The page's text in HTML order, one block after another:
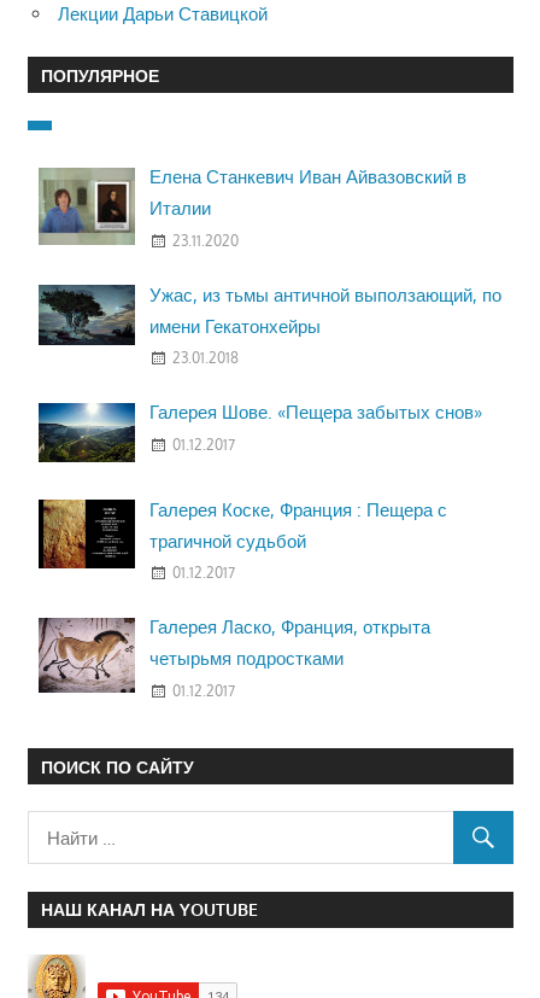
Лекции Дарьи Ставицкой
ПОПУЛЯРНОЕ
Елена Станкевич Иван Айвазовский в
Италии
23.11.2020
Ужас, из тьмы античной выползающий, по
имени Гекатонхейры
23.01.2018
Галерея Шове. «Пещера забытых снов»
01.12.2017
Галерея Коске, Франция : Пещера с
трагичной судьбой
01.12.2017
Галерея Ласко, Франция, открыта
четырьмя подростками
01.12.2017
ПОИСК ПО САЙТУ
НАШ КАНАЛ НА YOUTUBE